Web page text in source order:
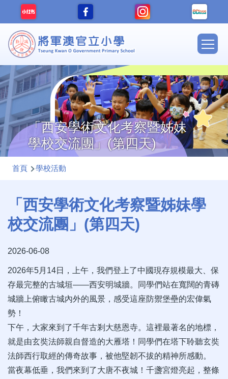
移至主內容
Main
「西安學術文化考察暨姊妹
學校交流團」(第四天)
導
連
結
首頁 學校活動
「西安學術文化考察暨姊妹學
校交流團」(第四天)
2026-06-08
2026年5月14日，上午，我們登上了中國現存規模最大、保
存最完整的古城垣——西安明城牆。同學們站在寬闊的青磚
城牆上俯瞰古城內外的風景，感受這座防禦堡壘的宏偉氣
勢！
下午，大家來到了千年古剎大慈恩寺。這裡最著名的地標，
就是由玄奘法師親自督造的大雁塔！同學們在塔下聆聽玄奘
法師西行取經的傳奇故事，被他堅韌不拔的精神所感動。
當夜幕低垂，我們來到了大唐不夜城！千盞宮燈亮起，整條